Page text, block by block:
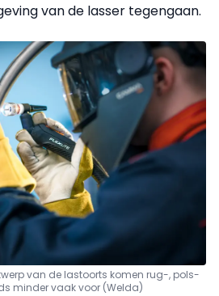
van de lasser tegengaan.
van de lastoorts komen rug-, pols-
minder vaak voor (Welda)